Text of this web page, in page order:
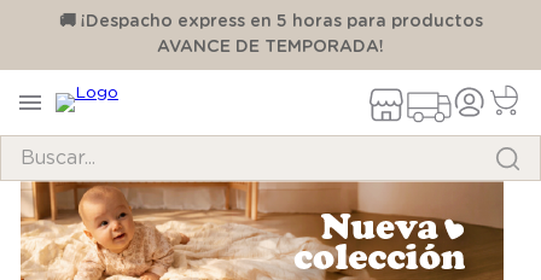
🚚 ¡Despacho express en 5 horas para productos
AVANCE DE TEMPORADA!
TÉRMINOS MÁS BUSCADOS
1.
pijama